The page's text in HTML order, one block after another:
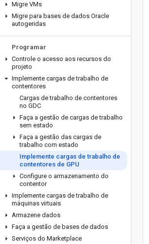
Migre VMs
Migre para bases de dados Oracle
autogeridas
Programar
Controle o acesso aos recursos do
projeto
Implemente cargas de trabalho de
contentores
Cargas de trabalho de contentores
no GDC
Faça a gestão de cargas de trabalho
sem estado
Faça a gestão das cargas de
trabalho com estado
Implemente cargas de trabalho de
contentores de GPU
Configure o armazenamento do
contentor
Implemente cargas de trabalho de
máquinas virtuais
Armazene dados
Faça a gestão de bases de dados
Serviços do Marketplace